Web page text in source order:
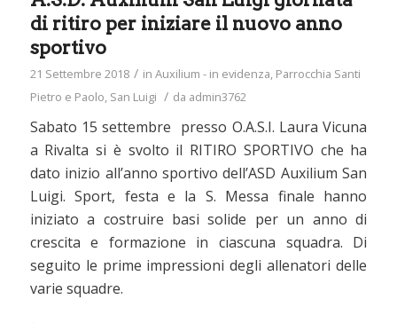
di ritiro per iniziare il nuovo anno
sportivo
21 Settembre 2018 / in Auxilium - in evidenza, Parrocchia Santi
Pietro e Paolo, San Luigi / da admin3762
Sabato 15 settembre presso O.A.S.I. Laura Vicuna
a Rivalta si è svolto il RITIRO SPORTIVO che ha
dato inizio all’anno sportivo dell’ASD Auxilium San
Luigi. Sport, festa e la S. Messa finale hanno
iniziato a costruire basi solide per un anno di
crescita e formazione in ciascuna squadra. Di
seguito le prime impressioni degli allenatori delle
varie squadre.